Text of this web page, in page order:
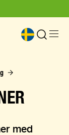
med